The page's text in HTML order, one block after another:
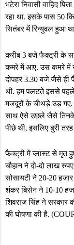
भटेरा निवासी वाहिद
रहा था. इसके पास 50
सितंबर में रिन्युवल हुआ
करीब 3 बजे फैक्ट्री के
कमरे में आए. उस कमरे में
दोपहर 3.30 बजे जैसे ही
थी. हम पलटते इससे
मजदूरों के चीथड़े उड़
साथ ऐसे उछले जैसे तिनके
पीछे थी, इसलिए बुरी
फैक्ट्री में ब्लास्ट से मृत
चौहान ने दो-दो लाख
सोसायटी ने 20-20
शंकर बिसेन ने 10-10
शिवराज सिंह ने सरकार
की घोषणा की है.